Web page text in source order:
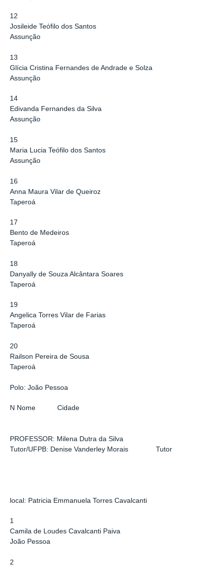
12
Josileide Teófilo dos Santos
Assunção
13
Glícia Cristina Fernandes de Andrade e Solza
Assunção
14
Edivanda Fernandes da Silva
Assunção
15
Maria Lucia Teófilo dos Santos
Assunção
16
Anna Maura Vilar de Queiroz
Taperoá
17
Bento de Medeiros
Taperoá
18
Danyally de Souza Alcântara Soares
Taperoá
19
Angelica Torres Vilar de Farias
Taperoá
20
Railson Pereira de Sousa
Taperoá
Polo: João Pessoa
N Nome Cidade
PROFESSOR: Milena Dutra da Silva
Tutor/UFPB: Denise Vanderley Morais Tutor
local : Patricia Emmanuela Torres Cavalcanti
1
Camila de Loudes Cavalcanti Paiva
João Pessoa
2